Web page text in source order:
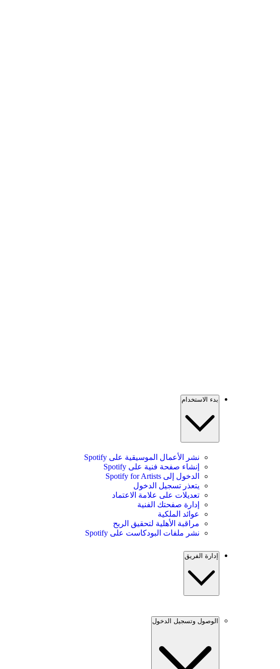
بدء الاستخدام
نشر الأعمال الموسيقية على Spotify
إنشاء صفحة فنية على Spotify
الدخول إلى Spotify for Artists
يتعذر تسجيل الدخول
تعديلات على علامة الاعتماد
إدارة صفحتك الفنية
عوائد الملكية
مراقبة الأهلية لتحقيق الربح
نشر ملفات البودكاست على Spotify
إدارة الفريق
الوصول وتسجيل الدخول